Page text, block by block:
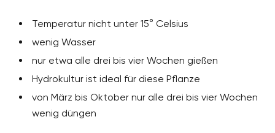
Temperatur nicht unter 15° Celsius
wenig Wasser
nur etwa alle drei bis vier Wochen gießen
Hydrokultur ist ideal für diese Pflanze
von März bis Oktober nur alle drei bis vier Wochen
wenig düngen